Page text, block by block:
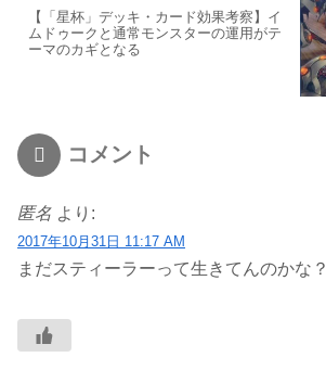
【「星杯」デッキ・カード効果考察】イ
ムドゥークと通常モンスターの運用がテ
ーマのカギとなる
コメント
匿名 より:
2017年10月31日 11:17 AM
まだスティーラーって生きてんのかな？